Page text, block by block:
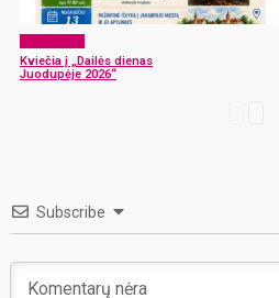
Kviečia į „Dailės dienas
Juodupėje 2026“
Subscribe